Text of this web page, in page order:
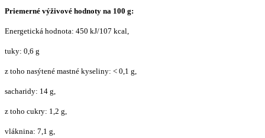
Priemerné výživové hodnoty na 100 g:
Energetická hodnota: 450 kJ/107 kcal,
tuky: 0,6 g
z toho nasýtené mastné kyseliny: < 0,1 g,
sacharidy: 14 g,
z toho cukry: 1,2 g,
vláknina: 7,1 g,